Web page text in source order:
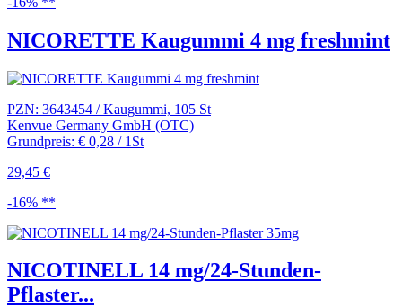
NICORETTE Kaugummi 4 mg freshmint
PZN: 3643454 / Kaugummi, 105 St
Kenvue Germany GmbH (OTC)
Grundpreis: € 0,28 / 1St
29,45 €
-16% **
NICOTINELL 14 mg/24-Stunden-
Pflaster...